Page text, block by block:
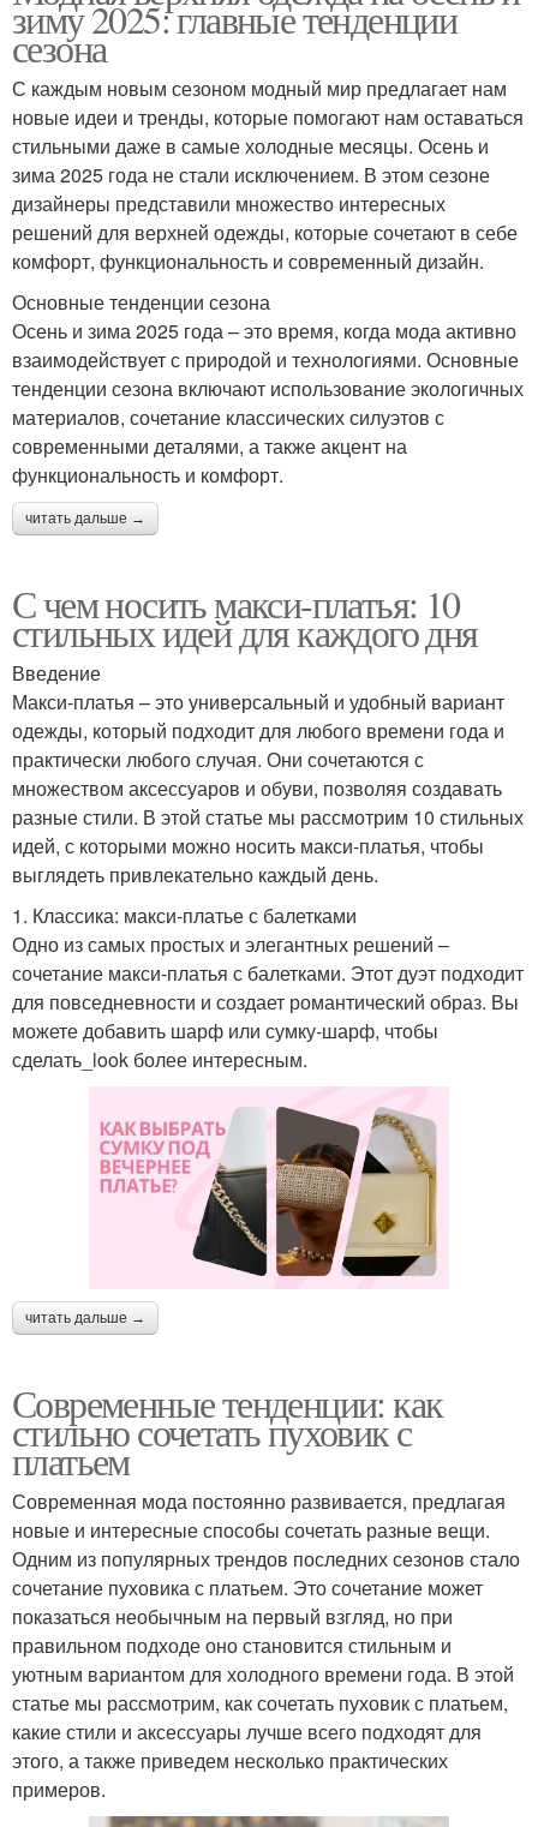
зиму 2025: главные тенденции
сезона
С каждым новым сезоном модный мир предлагает нам
новые идеи и тренды, которые помогают нам оставаться
стильными даже в самые холодные месяцы. Осень и
зима 2025 года не стали исключением. В этом сезоне
дизайнеры представили множество интересных
решений для верхней одежды, которые сочетают в себе
комфорт, функциональность и современный дизайн.
Основные тенденции сезона
Осень и зима 2025 года – это время, когда мода активно
взаимодействует с природой и технологиями. Основные
тенденции сезона включают использование экологичных
материалов, сочетание классических силуэтов с
современными деталями, а также акцент на
функциональность и комфорт.
читать дальше →
С чем носить макси-платья: 10
стильных идей для каждого дня
Введение
Макси-платья – это универсальный и удобный вариант
одежды, который подходит для любого времени года и
практически любого случая. Они сочетаются с
множеством аксессуаров и обуви, позволяя создавать
разные стили. В этой статье мы рассмотрим 10 стильных
идей, с которыми можно носить макси-платья, чтобы
выглядеть привлекательно каждый день.
1. Классика: макси-платье с балетками
Одно из самых простых и элегантных решений –
сочетание макси-платья с балетками. Этот дуэт подходит
для повседневности и создает романтический образ. Вы
можете добавить шарф или сумку-шарф, чтобы
сделать_look более интересным.
читать дальше →
Современные тенденции: как
стильно сочетать пуховик с
платьем
Современная мода постоянно развивается, предлагая
новые и интересные способы сочетать разные вещи.
Одним из популярных трендов последних сезонов стало
сочетание пуховика с платьем. Это сочетание может
показаться необычным на первый взгляд, но при
правильном подходе оно становится стильным и
уютным вариантом для холодного времени года. В этой
статье мы рассмотрим, как сочетать пуховик с платьем,
какие стили и аксессуары лучше всего подходят для
этого, а также приведем несколько практических
примеров.